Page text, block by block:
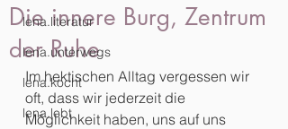
lena.literatur
lena.unterwegs
lena.kocht
lena.lebt
Die innere Burg, Zentrum
der Ruhe
Im hektischen Alltag vergessen wir
oft, dass wir jederzeit die
Möglichkeit haben, uns auf uns